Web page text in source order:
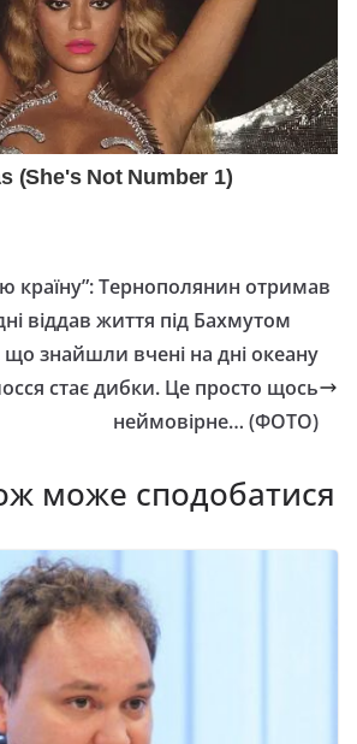
країну”: Тернополянин отримав
віддав життя під Бахмутом
що знайшли вчені на дні океану
стає дибки. Це просто щось
неймовірне… (ФОТО)
може сподобатися